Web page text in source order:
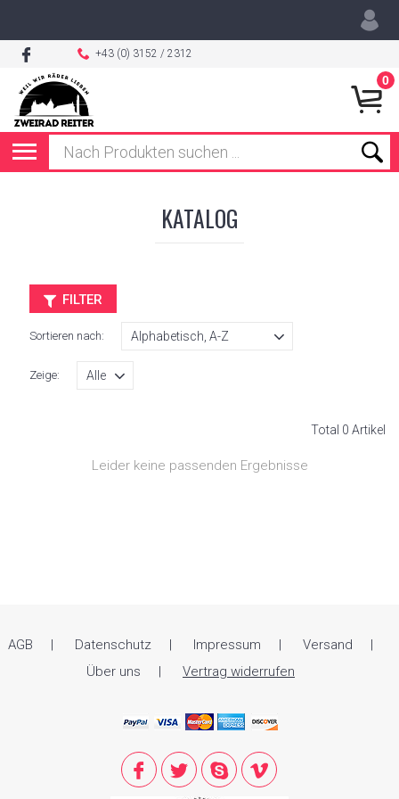
+43 (0) 3152 / 2312
0
KATALOG
FILTER
Sortieren nach:
Zeige:
Total 0 Artikel
Leider keine passenden Ergebnisse
AGB Datenschutz Impressum
Versand
Über uns
Vertrag widerrufen